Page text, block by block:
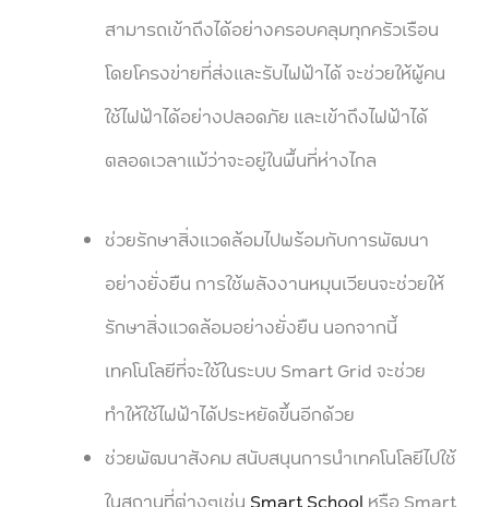
สามารถเข้าถึงได้อย่างครอบคลุมทุกครัวเรือน
โดยโครงข่ายที่ส่งและรับไฟฟ้าได้ จะช่วยให้ผู้คน
ใช้ไฟฟ้าได้อย่างปลอดภัย และเข้าถึงไฟฟ้าได้
ตลอดเวลาแม้ว่าจะอยู่ในพื้นที่ห่างไกล
ช่วยรักษาสิ่งแวดล้อมไปพร้อมกับการพัฒนา
อย่างยั่งยืน การใช้พลังงานหมุนเวียนจะช่วยให้
รักษาสิ่งแวดล้อมอย่างยั่งยืน นอกจากนี้
เทคโนโลยีที่จะใช้ในระบบ Smart Grid จะช่วย
ทำให้ใช้ไฟฟ้าได้ประหยัดขึ้นอีกด้วย
ช่วยพัฒนาสังคม สนับสนุนการนำเทคโนโลยีไปใช้
ในสถานที่ต่างๆเช่น Smart School หรือ Smart